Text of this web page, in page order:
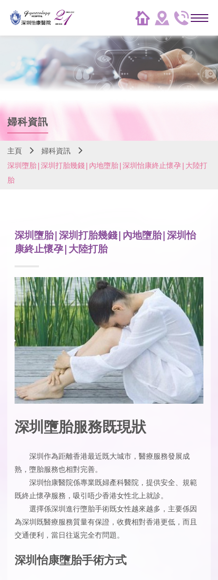
婦科資訊
主頁
婦科資訊
深圳墮胎|深圳打胎幾錢|內地墮胎|深圳怡康終止懷孕|大陸打
胎
深圳墮胎|深圳打胎幾錢|內地墮胎|深圳怡
康終止懷孕|大陸打胎
深圳墮胎服務既現狀
深圳作為距離香港最近既大城市，醫療服務發展成
熟，墮胎服務也相對完善。
深圳怡康醫院係專業既婦產科醫院，提供安全、規範
既終止懷孕服務，吸引唔少香港女性北上就診。
選擇係深圳進行墮胎手術既女性越來越多，主要係因
為深圳既醫療服務質量有保證，收費相對香港更低，而且
交通便利，當日往返完全冇問題。
深圳怡康墮胎手術方式